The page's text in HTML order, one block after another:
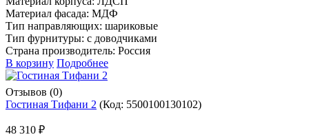
Материал фасада: МДФ
Тип направляющих: шариковые
Тип фурнитуры: с доводчиками
Страна производитель: Россия
В корзину Подробнее
Отзывов (0)
Гостиная Тифани 2 (Код: 5500100130102)
48 310 ₽